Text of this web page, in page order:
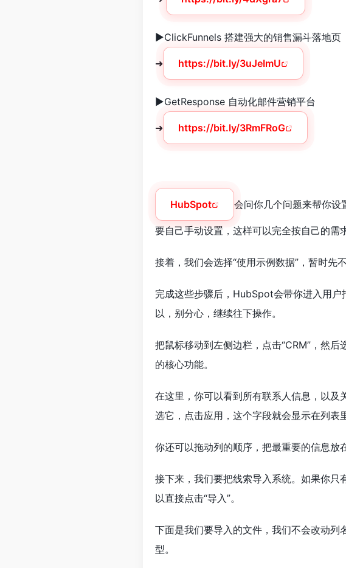
►ClickFunnels 搭建强大的销售漏斗落地页
➜ https://bit.ly/3uJeImU
►GetResponse 自动化邮件营销平台
➜ https://bit.ly/3RmFRoG
HubSpot 会问你几个问题来帮你设
要自己手动设置，这样可以完全按自己的需
接着，我们会选择“使用示例数据”，暂时先
完成这些步骤后，HubSpot会带你进入用
以，别分心，继续往下操作。
把鼠标移动到左侧边栏，点击“CRM”，然
的核心功能。
在这里，你可以看到所有联系人信息，以及
选它，点击应用，这个字段就会显示在列表里
你还可以拖动列的顺序，把最重要的信息放
接下来，我们要把线索导入系统。如果你只
以直接点击“导入”。
下面是我们要导入的文件，我们不会改动
型。